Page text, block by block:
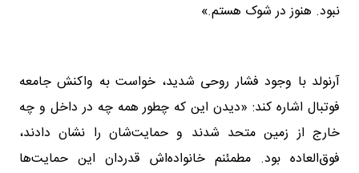
نبود. هنوز در شوک هستم.»
آرنولد با وجود فشار روحی شدید، خواست به واکنش جامعه
فوتبال اشاره کند: «دیدن این‌ که چطور همه چه در داخل و چه
خارج از زمین متحد شدند و حمایت‌شان را نشان دادند،
فوق‌العاده بود. مطمئنم خانواده‌اش قدردان این حمایت‌ها